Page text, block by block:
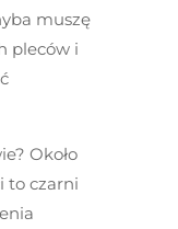
muszę
pleców i
Około
to czarni